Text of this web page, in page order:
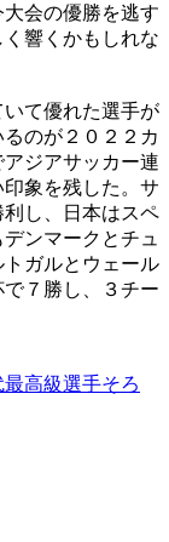
会の優勝を逃す
響くかもしれな
て優れた選手が
のが２０２２カ
ジアサッカー連
象を残した。サ
し、日本はスペ
ンマークとチュ
ガルとウェール
７勝し、３チー
高級選手そろ